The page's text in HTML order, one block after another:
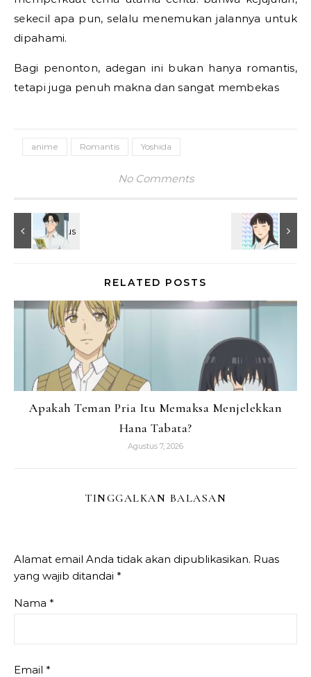
sekecil apa pun, selalu menemukan jalannya untuk
dipahami.
Bagi penonton, adegan ini bukan hanya romantis,
tetapi juga penuh makna dan sangat membekas
anime Romantis Yoshida
No Comments
RELATED POSTS
Apakah Teman Pria Itu Memaksa Menjelekkan
Hana Tabata?
Agustus 7, 2026
TINGGALKAN BALASAN
Alamat email Anda tidak akan dipublikasikan. Ruas
yang wajib ditandai *
Nama *
Email *